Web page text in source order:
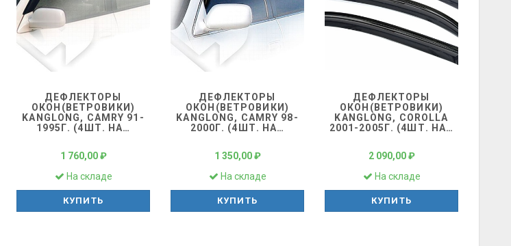
ДЕФЛЕКТОРЫ
ОКОН(ВЕТРОВИКИ)
KANGLONG, CAMRY 91-
1995Г. (4ШТ. НА…
1 760,00 ₽
На складе
КУПИТЬ
ДЕФЛЕКТОРЫ
ОКОН(ВЕТРОВИКИ)
KANGLONG, CAMRY 98-
2000Г. (4ШТ. НА…
1 350,00 ₽
На складе
КУПИТЬ
ДЕФЛЕКТОРЫ
ОКОН(ВЕТРОВИКИ)
KANGLONG, COROLLA
2001-2005Г. (4ШТ. НА…
2 090,00 ₽
На складе
КУПИТЬ